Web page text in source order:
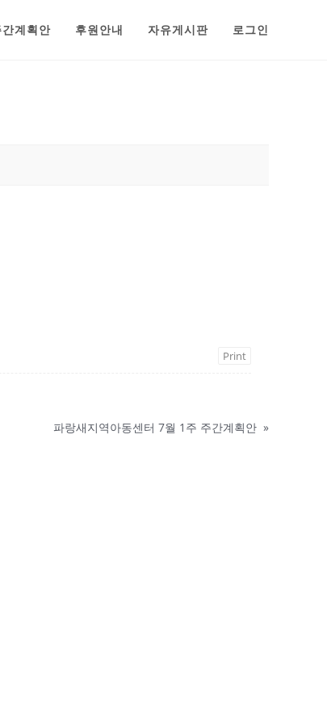
간계획안 후원안내 자유게시판 로그인
Print
파랑새지역아동센터 7월 1주 주간계획안 »